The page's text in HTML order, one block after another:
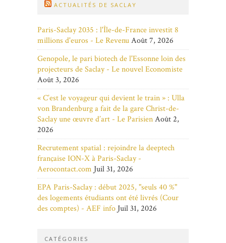
ACTUALITÉS DE SACLAY
Paris-Saclay 2035 : l'Île-de-France investit 8
millions d'euros - Le RevenuAoût 7, 2026
Genopole, le pari biotech de l'Essonne loin des
projecteurs de Saclay - Le nouvel Economiste
Août 3, 2026
« C’est le voyageur qui devient le train » : Ulla
von Brandenburg a fait de la gare Christ-de-
Saclay une œuvre d’art - Le ParisienAoût 2,
2026
Recrutement spatial : rejoindre la deeptech
française ION-X à Paris-Saclay -
Aerocontact.com Juil 31, 2026
EPA Paris-Saclay : début 2025, "seuls 40 %"
des logements étudiants ont été livrés (Cour
des comptes) - AEF info Juil 31, 2026
CATÉGORIES